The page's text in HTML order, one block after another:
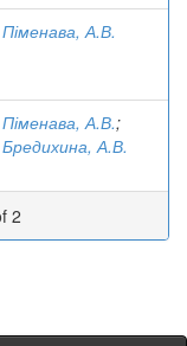
Піменава, А.В.
Піменава, А.В.;
Бредихина, А.В.
2